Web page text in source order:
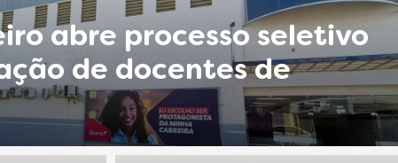
abre processo seletivo
de docentes de